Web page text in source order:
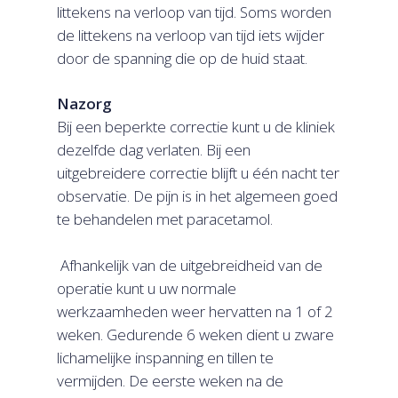
littekens na verloop van tijd. Soms worden
de littekens na verloop van tijd iets wijder
door de spanning die op de huid staat.
Nazorg
Bij een beperkte correctie kunt u de kliniek
dezelfde dag verlaten. Bij een
uitgebreidere correctie blijft u één nacht ter
observatie. De pijn is in het algemeen goed
te behandelen met paracetamol.
Afhankelijk van de uitgebreidheid van de
operatie kunt u uw normale
werkzaamheden weer hervatten na 1 of 2
weken. Gedurende 6 weken dient u zware
lichamelijke inspanning en tillen te
vermijden. De eerste weken na de